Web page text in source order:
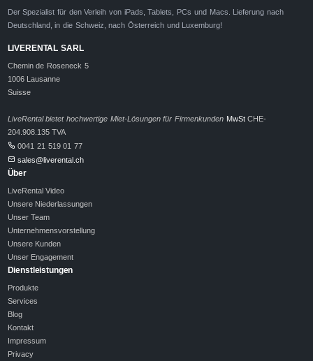
Der Spezialist für den Verleih von iPads, Tablets, PCs und Macs. Lieferung nach
Deutschland, in die Schweiz, nach Österreich und Luxemburg!
LIVERENTAL SARL
Chemin de Roseneck 5
1006 Lausanne
Suisse
LiveRental bietet hochwertige Miet-Lösungen für Firmenkunden MwStCHE-
204.908.135 TVA
0041 21 519 01 77
sales@liverental.ch
Über
LiveRental Video
Unsere Niederlassungen
Unser Team
Unternehmensvorstellung
Unsere Kunden
Unser Engagement
Dienstleistungen
Produkte
Services
Blog
Kontakt
Impressum
Privacy